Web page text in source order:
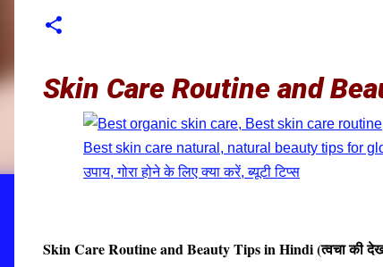
Skin Care Routine and
Skin Care Routine and Beauty Tips in Hindi (त्वचा की